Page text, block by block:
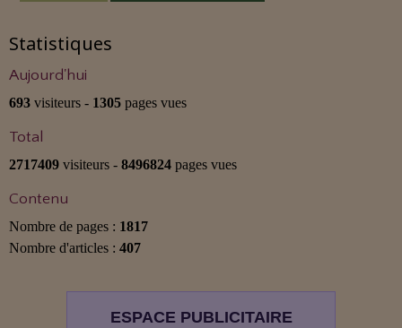
Statistiques
Aujourd'hui
693 visiteurs - 1305 pages vues
Total
2717409 visiteurs - 8496824 pages vues
Contenu
Nombre de pages : 1817
Nombre d'articles : 407
ESPACE PUBLICITAIRE